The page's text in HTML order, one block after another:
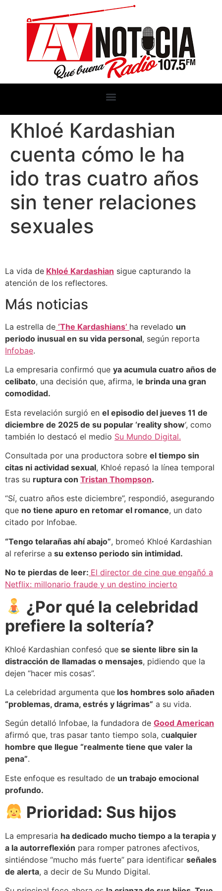
Khloé Kardashian
cuenta cómo le ha
ido tras cuatro años
sin tener relaciones
sexuales
La vida de Khloé Kardashian sigue capturando la
atención de los reflectores.
Más noticias
La estrella de ‘The Kardashians’ ha revelado un
periodo inusual en su vida personal, según reporta
Infobae.
La empresaria confirmó que ya acumula cuatro años de
celibato, una decisión que, afirma, le brinda una gran
comodidad.
Esta revelación surgió en el episodio del jueves 11 de
diciembre de 2025 de su popular ‘reality show‘, como
también lo destacó el medio Su Mundo Digital.
Consultada por una productora sobre el tiempo sin
citas ni actividad sexual, Khloé repasó la línea temporal
tras su ruptura con Tristan Thompson.
“Sí, cuatro años este diciembre”, respondió, asegurando
que no tiene apuro en retomar el romance, un dato
citado por Infobae.
“Tengo telarañas ahí abajo”, bromeó Khloé Kardashian
al referirse a su extenso periodo sin intimidad.
No te pierdas de leer: El director de cine que engañó a
Netflix: millonario fraude y un destino incierto
¿Por qué la celebridad
prefiere la soltería?
Khloé Kardashian confesó que se siente libre sin la
distracción de llamadas o mensajes, pidiendo que la
dejen “hacer mis cosas”.
La celebridad argumenta que los hombres solo añaden
“problemas, drama, estrés y lágrimas” a su vida.
Según detalló Infobae, la fundadora de Good American
afirmó que, tras pasar tanto tiempo sola, cualquier
hombre que llegue “realmente tiene que valer la
pena”.
Este enfoque es resultado de un trabajo emocional
profundo.
Prioridad: Sus hijos
La empresaria ha dedicado mucho tiempo a la terapia y
a la autorreflexión para romper patrones afectivos,
sintiéndose “mucho más fuerte” para identificar señales
de alerta, a decir de Su Mundo Digital.